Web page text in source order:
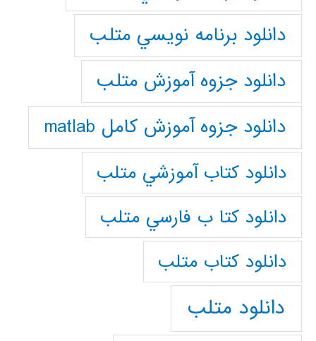
دانلود برنامه نويسي متلب
دانلود جزوه آموزش متلب
دانلود جزوه آموزش کامل matlab
دانلود كتاب آموزشي متلب
دانلود كتا ب فارسي متلب
دانلود كتاب متلب
دانلود متلب